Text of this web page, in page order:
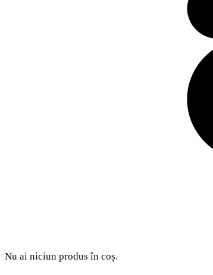
Nu ai niciun produs în coș.